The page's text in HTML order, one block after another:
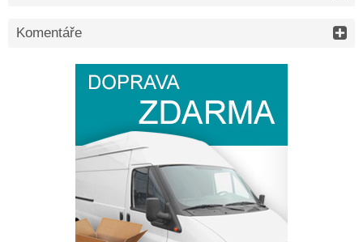
Komentáře